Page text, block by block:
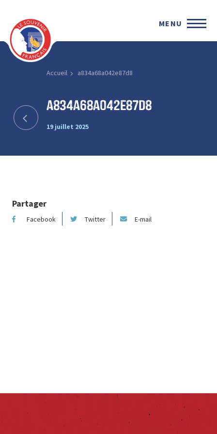
MENU
Accueil a834a68a042e87d8
a834a68a042e87d8
19 juillet 2025
Partager
Facebook Twitter E-mail